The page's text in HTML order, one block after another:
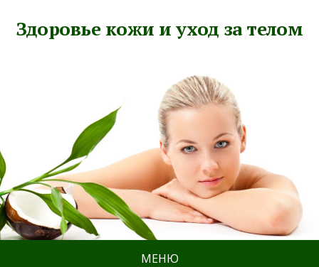
Здоровье кожи и уход за телом
МЕНЮ